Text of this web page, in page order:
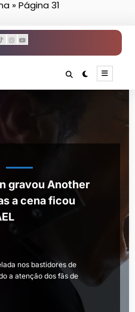
»Página 31
gravou Another
a cena ficou
nos bastidores de
a atenção dos fãs de